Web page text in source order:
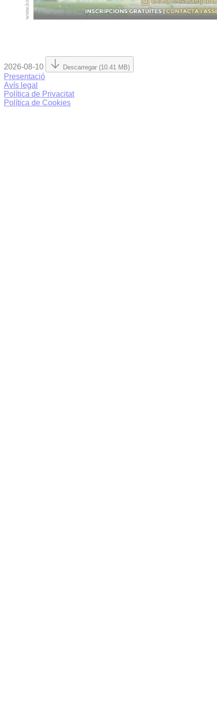
2026-08-10 Descarregar (10.41 MB)
Presentació
Avís legal
Política de Privacitat
Política de Cookies